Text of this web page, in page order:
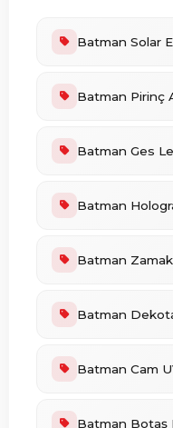
Batman Solar
Batman Pirinç
Batman Ges
Batman
Batman
Batman
Batman Cam
Batman Botaş